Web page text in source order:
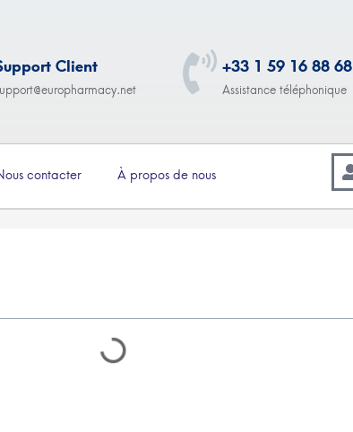
Client +33 1 59 16 88 68
Assistance téléphonique
contacter À propos de nous